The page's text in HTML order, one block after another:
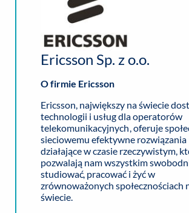
Ericsson Sp. z o.o.
O firmie Ericsson
Ericsson, największy na świecie
technologii i usług dla operatorów
telekomunikacyjnych, oferuje
sieciowemu efektywne rozwiązania
działające w czasie rzeczywistym,
pozwalają nam wszystkim
studiować, pracować i żyć w
zrównoważonych społecznościach
świecie.